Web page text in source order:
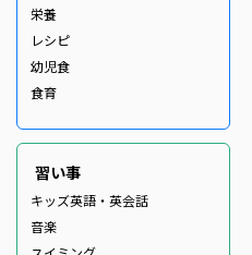
栄養
レシピ
幼児食
食育
習い事
キッズ英語・英会話
音楽